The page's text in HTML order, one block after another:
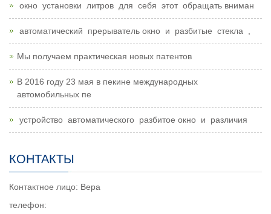
окно установки литров для себя этот обращать вниман
автоматический прерыватель окно и разбитые стекла ,
Мы получаем практическая новых патентов
В 2016 году 23 мая в пекине международных
автомобильных пе
устройство автоматического разбитое окно и различия
КОНТАКТЫ
Контактное лицо: Вера
телефон: